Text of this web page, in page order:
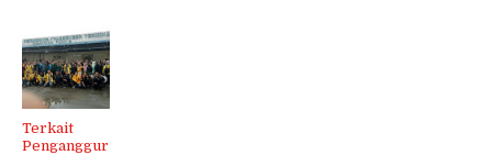
Terkait
Penganggur